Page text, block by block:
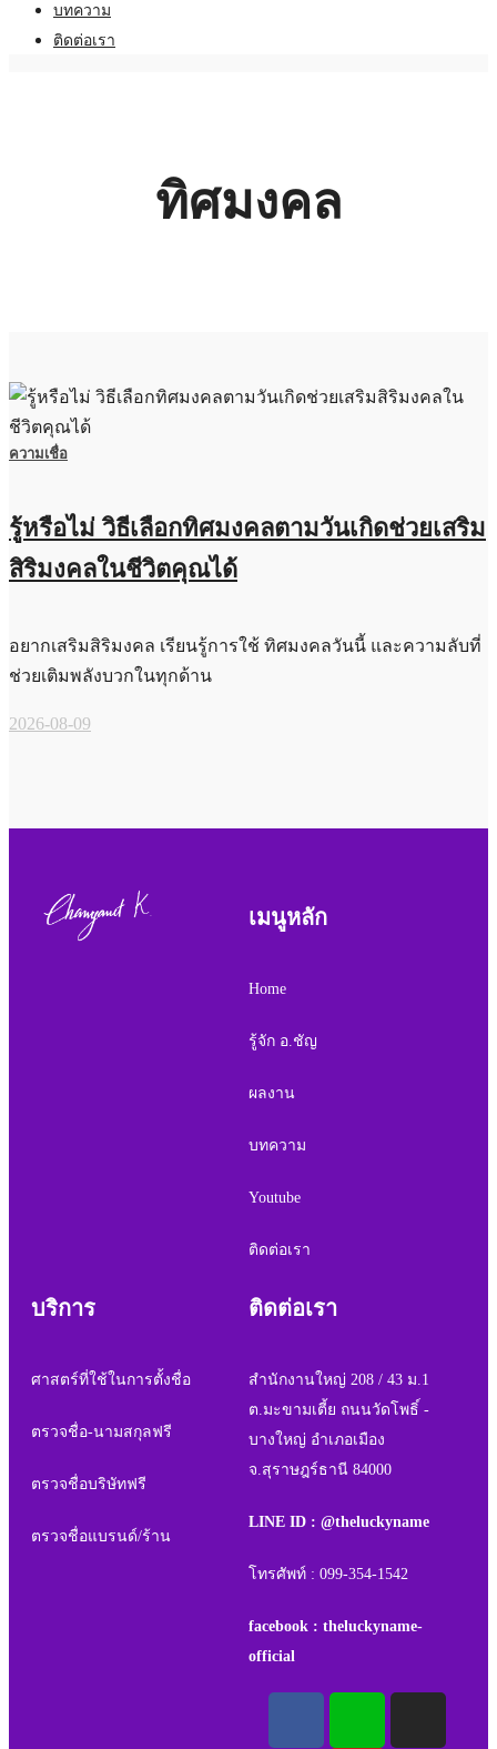
บทความ
ติดต่อเรา
ทิศมงคล
ความเชื่อ
รู้หรือไม่ วิธีเลือกทิศมงคลตามวันเกิดช่วยเสริม
สิริมงคลในชีวิตคุณได้
อยากเสริมสิริมงคล เรียนรู้การใช้ ทิศมงคลวันนี้ และความลับที่
ช่วยเติมพลังบวกในทุกด้าน
2026-08-09
เมนูหลัก
Home
รู้จัก อ.ชัญ
ผลงาน
บทความ
Youtube
ติดต่อเรา
บริการ
ศาสตร์ที่ใช้ในการตั้งชื่อ
ตรวจชื่อ-นามสกุลฟรี
ตรวจชื่อบริษัทฟรี
ตรวจชื่อแบรนด์/ร้าน
ติดต่อเรา
สำนักงานใหญ่ 208 / 43 ม.1
ต.มะขามเตี้ย ถนนวัดโพธิ์ -
บางใหญ่ อำเภอเมือง
จ.สุราษฎร์ธานี 84000
LINE ID : @theluckyname
โทรศัพท์ : 099-354-1542
facebook : theluckyname-
official